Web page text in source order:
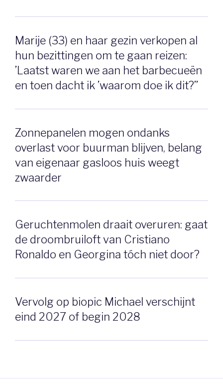
Marije (33) en haar gezin verkopen al
hun bezittingen om te gaan reizen:
’Laatst waren we aan het barbecueën
en toen dacht ik ’waarom doe ik dit?’’
Zonnepanelen mogen ondanks
overlast voor buurman blijven, belang
van eigenaar gasloos huis weegt
zwaarder
Geruchtenmolen draait overuren: gaat
de droombruiloft van Cristiano
Ronaldo en Georgina tóch niet door?
Vervolg op biopic Michael verschijnt
eind 2027 of begin 2028